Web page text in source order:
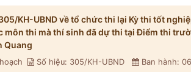
KH-UBND về tổ chức thi lại Kỳ thi tốt
môn thi mà thí sinh đã dự thi tại Điểm thi
Quang
Số hiệu: 305/KH-UBND Ban hành: